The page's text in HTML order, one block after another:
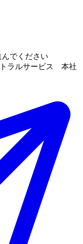
でください
トラルサービス 本社